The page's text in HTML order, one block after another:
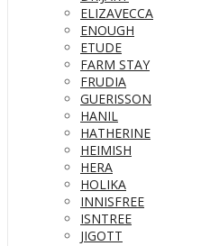
ELIZAVECCA
ENOUGH
ETUDE
FARM STAY
FRUDIA
GUERISSON
HANIL
HATHERINE
HEIMISH
HERA
HOLIKA
INNISFREE
ISNTREE
JIGOTT